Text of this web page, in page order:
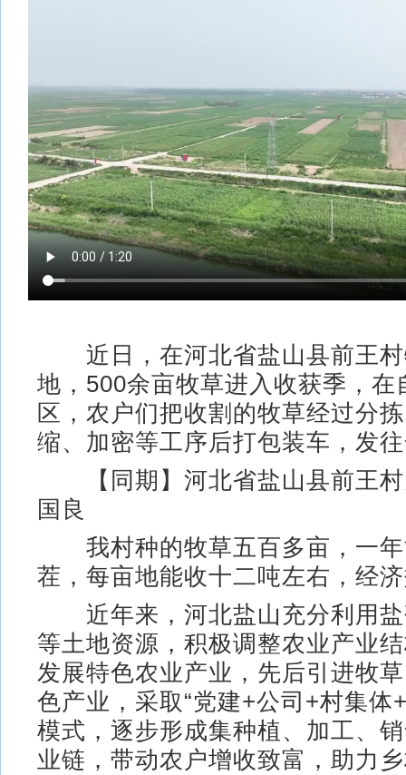
近日，在河北省盐山县前王村
地，500余亩牧草进入收获季，在
区，农户们把收割的牧草经过分
缩、加密等工序后打包装车，发
【同期】河北省盐山县前王村
国良
我村种的牧草五百多亩，一年
茬，每亩地能收十二吨左右，经
近年来，河北盐山充分利用盐
等土地资源，积极调整农业产业
发展特色农业产业，先后引进牧
色产业，采取“党建+公司+村集体
模式，逐步形成集种植、加工、
业链，带动农户增收致富，助力